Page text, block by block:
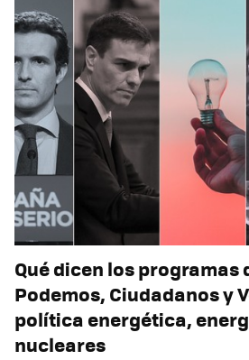
Qué dicen los programas
Podemos, Ciudadanos y
política energética,
nucleares